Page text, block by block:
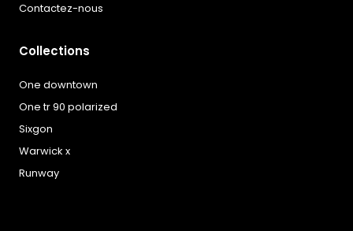
Contactez-nous
Collections
One downtown
One tr 90 polarized
Sixgon
Warwick x
Runway